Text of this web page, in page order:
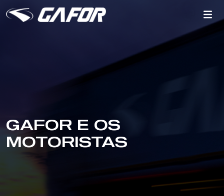
GAFOR E OS
MOTORISTAS